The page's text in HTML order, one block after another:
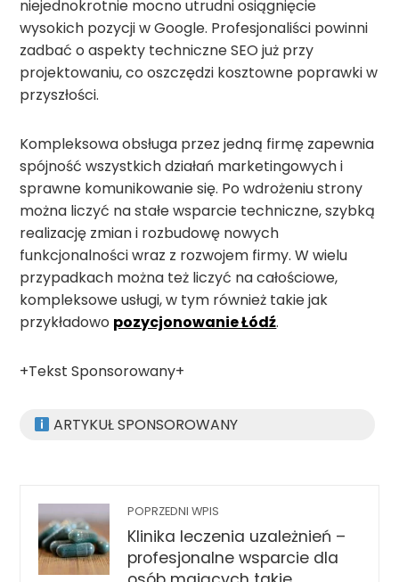
niejednokrotnie mocno utrudni osiągnięcie
wysokich pozycji w Google. Profesjonaliści powinni
zadbać o aspekty techniczne SEO już przy
projektowaniu, co oszczędzi kosztowne poprawki w
przyszłości.
Kompleksowa obsługa przez jedną firmę zapewnia
spójność wszystkich działań marketingowych i
sprawne komunikowanie się. Po wdrożeniu strony
można liczyć na stałe wsparcie techniczne, szybką
realizację zmian i rozbudowę nowych
funkcjonalności wraz z rozwojem firmy. W wielu
przypadkach można też liczyć na całościowe,
kompleksowe usługi, w tym również takie jak
przykładowo pozycjonowanie Łódź.
+Tekst Sponsorowany+
ARTYKUŁ SPONSOROWANY
POPRZEDNI WPIS
Klinika leczenia uzależnień –
profesjonalne wsparcie dla